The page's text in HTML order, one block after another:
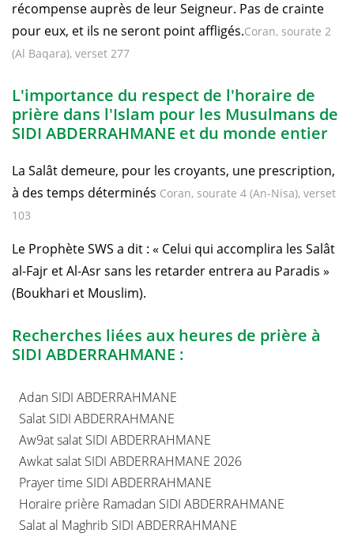
récompense auprès de leur Seigneur. Pas de crainte
pour eux, et ils ne seront point affligés.Coran, sourate 2
(Al Baqara), verset 277
L'importance du respect de l'horaire de
prière dans l'Islam pour les Musulmans de
SIDI ABDERRAHMANE et du monde entier
La Salât demeure, pour les croyants, une prescription,
à des temps déterminés Coran, sourate 4 (An-Nisa), verset
103
Le Prophète SWS a dit : « Celui qui accomplira les Salât
al-Fajr et Al-Asr sans les retarder entrera au Paradis »
(Boukhari et Mouslim).
Recherches liées aux heures de prière à
SIDI ABDERRAHMANE :
Adan SIDI ABDERRAHMANE
Salat SIDI ABDERRAHMANE
Aw9at salat SIDI ABDERRAHMANE
Awkat salat SIDI ABDERRAHMANE 2026
Prayer time SIDI ABDERRAHMANE
Horaire prière Ramadan SIDI ABDERRAHMANE
Salat al Maghrib SIDI ABDERRAHMANE